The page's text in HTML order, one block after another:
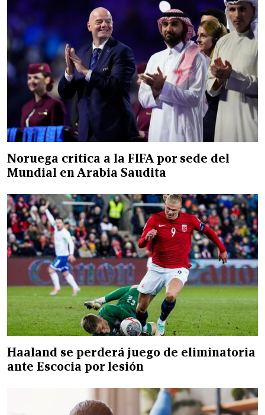
Noruega critica a la FIFA por sede del
Mundial en Arabia Saudita
Haaland se perderá juego de eliminatoria
ante Escocia por lesión